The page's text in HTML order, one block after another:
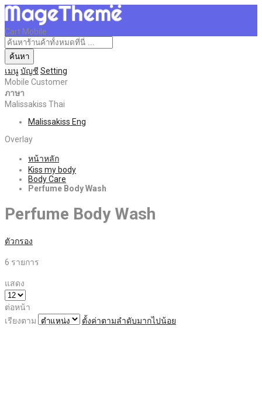
Cart Mobile
ค้นหา
เมนูบัญชี Setting
Mobile Customer
ภาษา
Malissakiss Thai
Malissakiss Eng
Overlay
หน้าหลัก
Kiss my body
Body Care
Perfume Body Wash
Perfume Body Wash
ตัวกรอง
6 รายการ
แสดง
ต่อหน้า
เรียงตาม
ตั้งค่าตามลำดับมากไปน้อย